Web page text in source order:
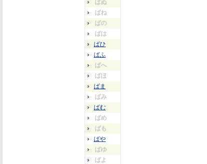
ばぬ
ばね
ばの
ばは
ばひ
ばふ
ばへ
ばほ
ばま
ばみ
ばむ
ばめ
ばも
ばや
ばゆ
ばよ